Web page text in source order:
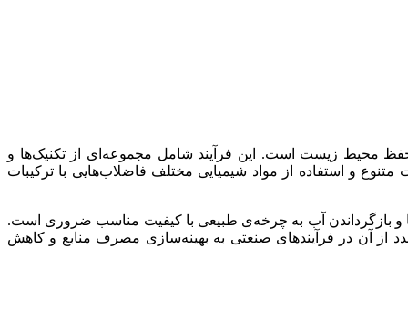
محیط زیست است. این فرآیند شامل مجموعه‌ای از تکنیک‌ها و
و استفاده از مواد شیمیایی مختلف فاضلاب‌هایی با ترکیبات
و بازگرداندن آب به چرخه‌ی طبیعی با کیفیت مناسب ضروری است.
از آن در فرآیندهای صنعتی به بهینه‌سازی مصرف منابع و کاهش